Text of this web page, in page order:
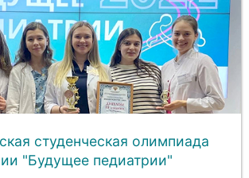
студенческая олимпиада
"Будущее педиатрии"